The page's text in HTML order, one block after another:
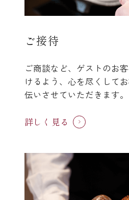
ご接待
ご商談など、ゲストのお
けるよう、心を尽くして
伝いさせていただきます。
詳しく見る